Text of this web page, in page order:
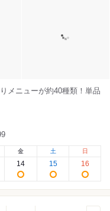
メニューが約40種類！単品
金
14
土
15
日
16